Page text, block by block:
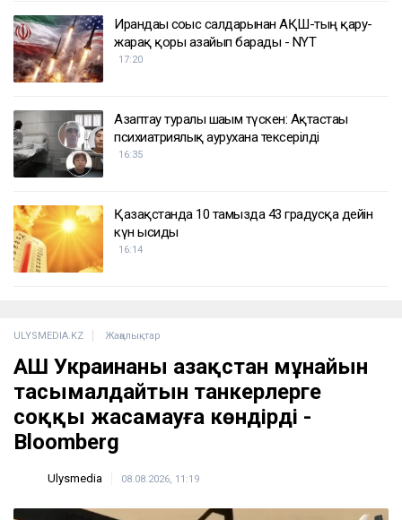
Ирандағы соғыс салдарынан АҚШ-тың қару-
жарақ қоры азайып барады - NYT
17:20
Азаптау туралы шағым түскен: Ақтастағы
психиатриялық аурухана тексерілді
16:35
Қазақстанда 10 тамызда 43 градусқа дейін
күн ысиды
16:14
ULYSMEDIA.KZ Жаңалықтар
АҚШ Украинаны Қазақстан мұнайын
тасымалдайтын танкерлерге
соққы жасамауға көндірді -
Bloomberg
Ulysmedia 08.08.2026, 11:19